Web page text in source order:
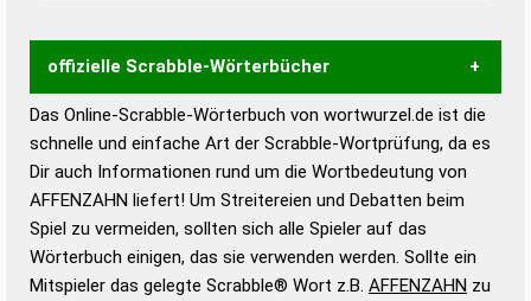
offizielle Scrabble-Wörterbücher
Wortwurzel liefert mit Hilfe eines semantischen
Wortanalyse-Algorithmus gute Anhaltspunkte zu
Wortbedeutung, Worttrennung und Wortform, um die
Gültigkeit eines Wortes für das Scrabble-Spiel zu
bestimmen! zugelassene Turnier Scrabble-
Wörterbücher sind:
Das Online-Scrabble-Wörterbuch von wortwurzel.de ist die
schnelle und einfache Art der Scrabble-Wortprüfung, da es
Dir auch Informationen rund um die Wortbedeutung von
AFFENZAHN liefert! Um Streitereien und Debatten beim
Spiel zu vermeiden, sollten sich alle Spieler auf das
Wörterbuch einigen, das sie verwenden werden. Sollte ein
Mitspieler das gelegte Scrabble® Wort z.B. AFFENZAHN zu